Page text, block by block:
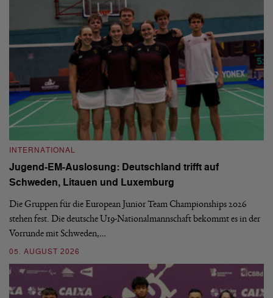
INTERNATIONAL
Jugend-EM-Auslosung: Deutschland trifft auf
Schweden, Litauen und Luxemburg
Die Gruppen für die European Junior Team Championships 2026
stehen fest. Die deutsche U19-Nationalmannschaft bekommt es in der
Vorrunde mit Schweden,…
05. AUGUST 2026